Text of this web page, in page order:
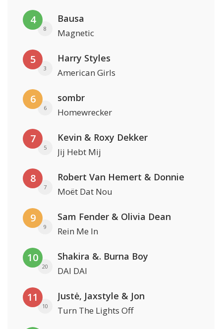
4
8
Bausa
Magnetic
5
3
Harry Styles
American Girls
6
6
sombr
Homewrecker
7
5
Kevin & Roxy Dekker
Jij Hebt Mij
8
7
Robert Van Hemert & Donnie
Moët Dat Nou
9
9
Sam Fender & Olivia Dean
Rein Me In
10
20
Shakira &. Burna Boy
DAI DAI
11
10
Justė, Jaxstyle & Jon
Turn The Lights Off